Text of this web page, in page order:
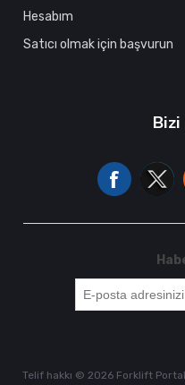
Hesabım
Satıcı olmak için başvurun
Telif hakkı © 2026 Forklift Portal.